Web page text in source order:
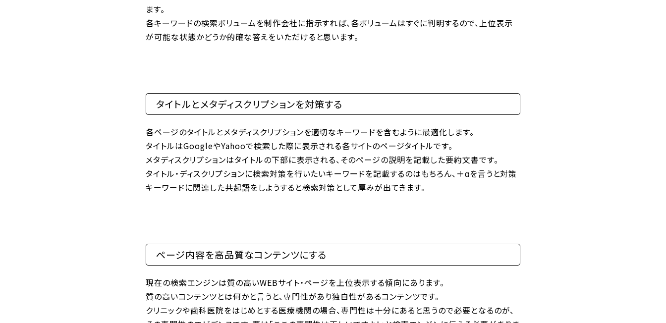
ます。
各キーワードの検索ボリュームを制作会社に指示すれば、各ボリュームはすぐに判明するので、上位表示
が可能な状態かどうか的確な答えをいただけると思います。
タイトルとメタディスクリプションを対策する
各ページのタイトルとメタディスクリプションを適切なキーワードを含むように最適化します。
タイトルはGoogleやYahooで検索した際に表示される各サイトのページタイトルです。
メタディスクリプションはタイトルの下部に表示される、そのページの説明を記載した要約文書です。
タイトル・ディスクリプションに検索対策を行いたいキーワードを記載するのはもちろん、＋αを言うと対策
キーワードに関連した共起語をしようすると検索対策として厚みが出てきます。
ページ内容を高品質なコンテンツにする
現在の検索エンジンは質の高いWEBサイト・ページを上位表示する傾向にあります。
質の高いコンテンツとは何かと言うと、専門性があり独自性があるコンテンツです。
クリニックや歯科医院をはじめとする医療機関の場合、専門性は十分にあると思うので必要となるのが、